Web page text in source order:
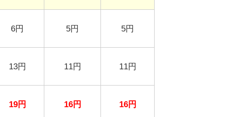
6円 5円 5円
13円 11円 11円
19円 16円 16円